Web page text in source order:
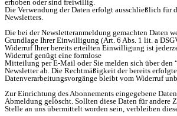
erhoben oder sind freiwillig.
Die Verwendung der Daten erfolgt ausschließlich für
Newsletters.
Die bei der Newsletteranmeldung gemachten Daten
Grundlage Ihrer Einwilligung (Art. 6 Abs. 1 lit. a
Widerruf Ihrer bereits erteilten Einwilligung ist
Widerruf genügt eine formlose
Mitteilung per E-Mail oder Sie melden sich über den
Newsletter ab. Die Rechtmäßigkeit der bereits
Datenverarbeitungsvorgänge bleibt vom Widerruf
Zur Einrichtung des Abonnements eingegebene
Abmeldung gelöscht. Sollten diese Daten für andere
Stelle an uns übermittelt worden sein, verbleiben